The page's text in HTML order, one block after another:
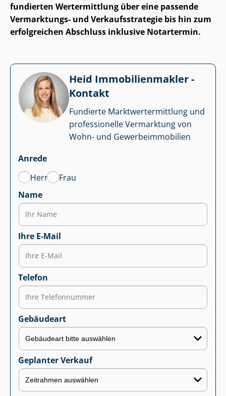
fundierten Wertermittlung über eine passende
Vermarktungs- und Ver­kaufs­stra­te­gie bis hin zum
erfolgreichen Abschluss inklusive Notartermin.
Heid Im­mo­bi­li­en­mak­ler -
Kontakt
Fundierte Markt­wert­ermitt­lung und
professionelle Vermarktung von
Wohn- und Ge­wer­be­im­mo­bi­li­en
Anrede
Herr
Frau
Name
Ihre E-Mail
Telefon
Gebäudeart
Geplanter Verkauf